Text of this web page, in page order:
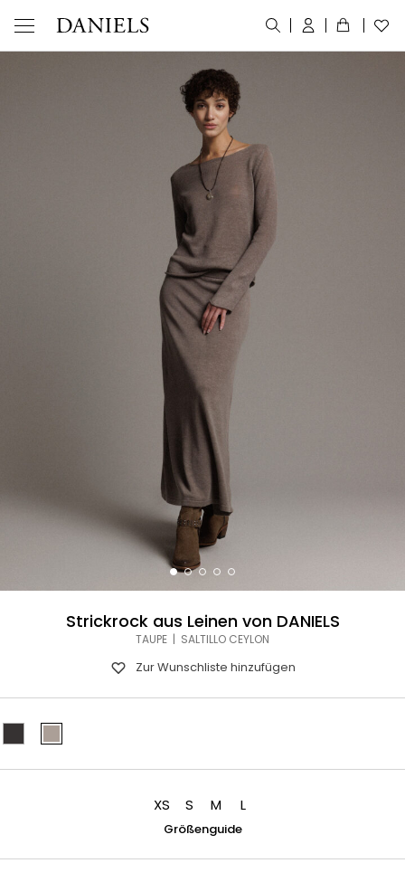
Strickrock aus Leinen von DANIELS
TAUPE | SALTILLO CEYLON
Zur Wunschliste hinzufügen
XS S M L
Größenguide